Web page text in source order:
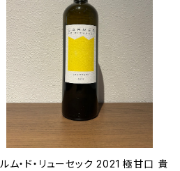
ム・ド・リューセック 2021 極甘口 貴